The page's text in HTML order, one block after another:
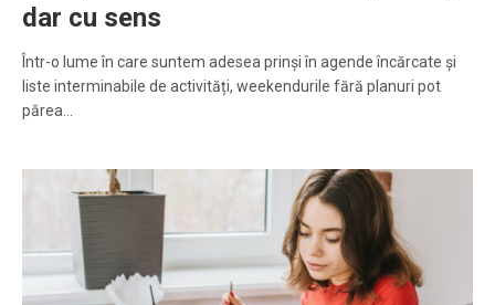
dar cu sens
Într-o lume în care suntem adesea prinși în agende încărcate și
liste interminabile de activități, weekendurile fără planuri pot
părea…